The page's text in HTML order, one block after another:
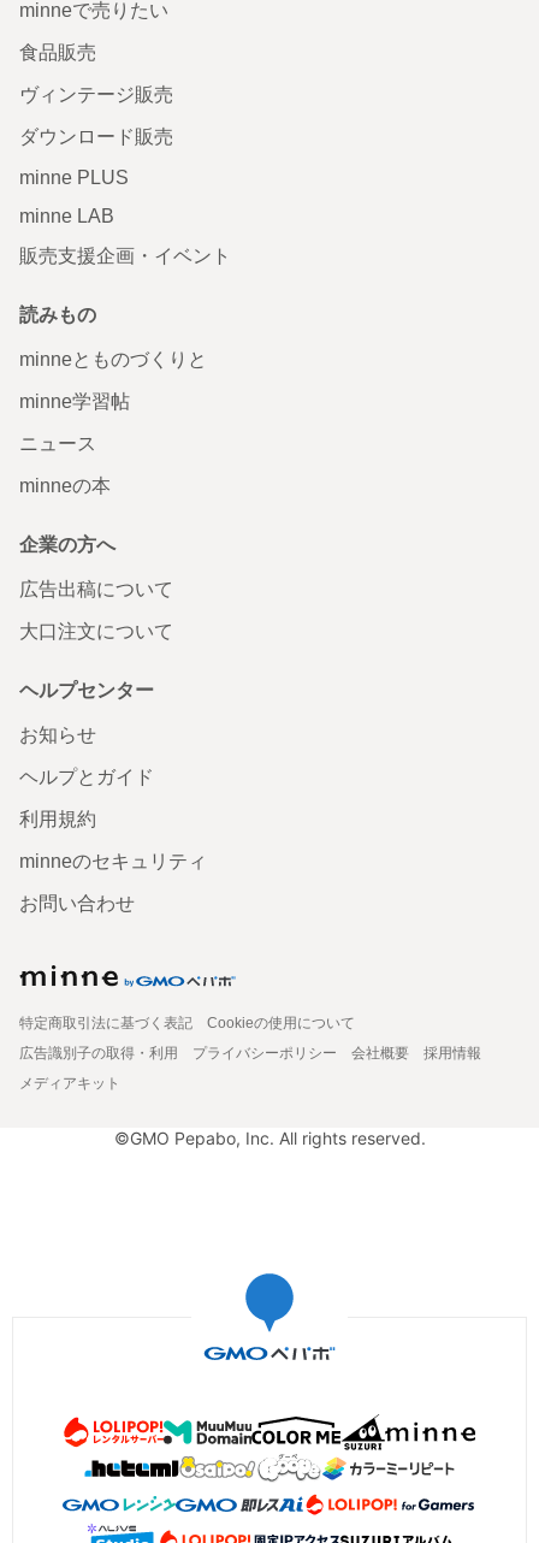
minneで売りたい
食品販売
ヴィンテージ販売
ダウンロード販売
minne PLUS
minne LAB
販売支援企画・イベント
読みもの
minneとものづくりと
minne学習帖
ニュース
minneの本
企業の方へ
広告出稿について
大口注文について
ヘルプセンター
お知らせ
ヘルプとガイド
利用規約
minneのセキュリティ
お問い合わせ
特定商取引法に基づく表記
Cookieの使用について
広告識別子の取得・利用
プライバシーポリシー 会社概要
採用情報
メディアキット
©GMO Pepabo, Inc. All rights reserved.